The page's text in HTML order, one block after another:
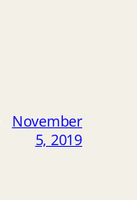
November
5, 2019